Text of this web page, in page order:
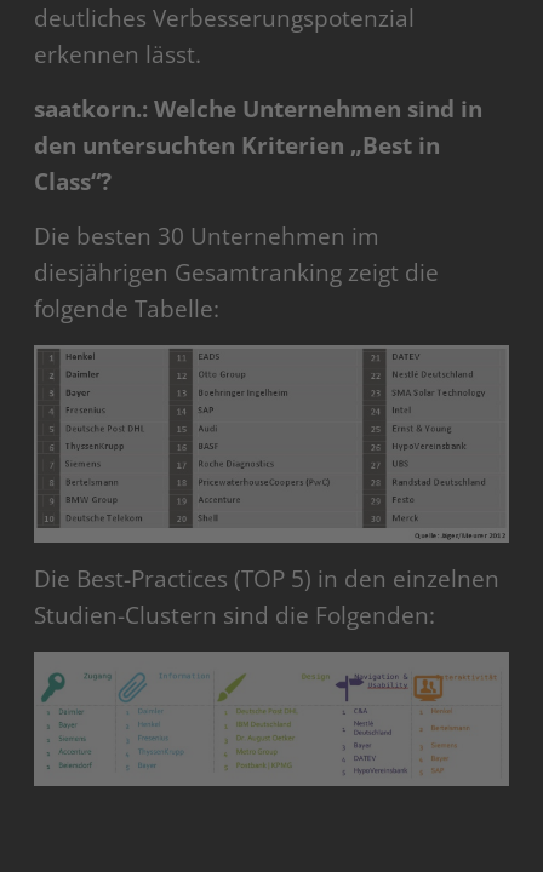
deutliches Verbesserungspotenzial
erkennen lässt.
saatkorn.: Welche Unternehmen sind in
den untersuchten Kriterien „Best in
Class“?
Die besten 30 Unternehmen im
diesjährigen Gesamtranking zeigt die
folgende Tabelle:
Die Best-Practices (TOP 5) in den einzelnen
Studien-Clustern sind die Folgenden: